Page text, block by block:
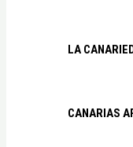
LA
CANARIAS